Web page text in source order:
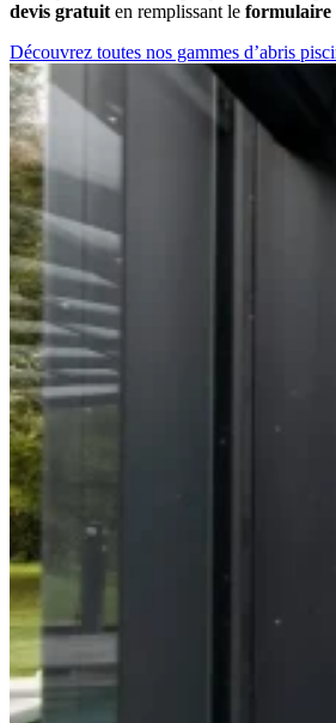
devis gratuit en remplissant le formulaire
Découvrez toutes nos gammes d’abris